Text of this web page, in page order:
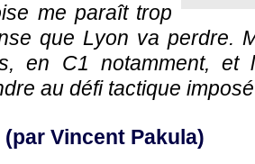
me paraît trop
que Lyon va perdre.
en C1 notamment, et
au défi tactique
Vincent Pakula)